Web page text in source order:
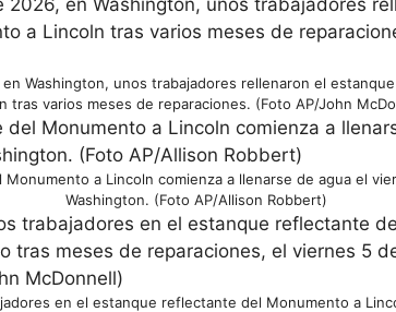
Washington, unos trabajadores rellenaron el
tras varios meses de reparaciones. (Foto AP/John
a Lincoln comienza a llenarse de agua el
Washington. (Foto AP/Allison Robbert)
en el estanque reflectante del Monumento a